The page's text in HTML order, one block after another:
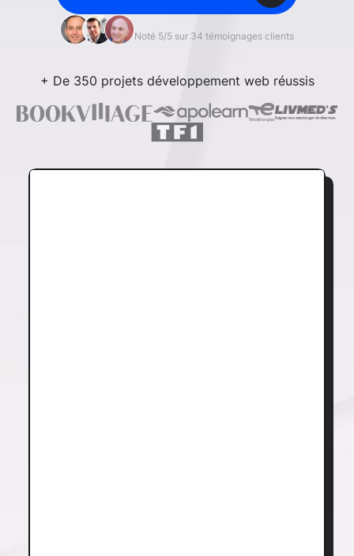
Noté 5/5 sur 34 témoignages clients
+ De 350 projets développement web réussis